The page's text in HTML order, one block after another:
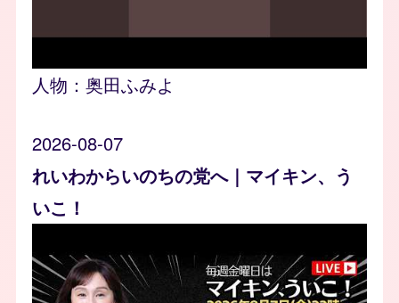
人物： 奥田ふみよ
2026-08-07
れいわからいのちの党へ｜マイキン、う
いこ！